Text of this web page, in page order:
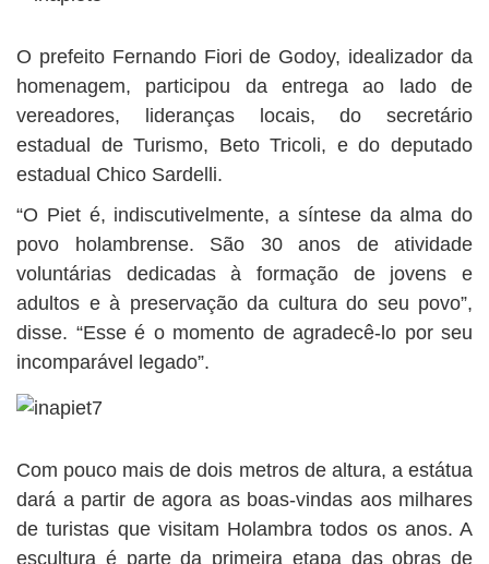
O prefeito Fernando Fiori de Godoy, idealizador da
homenagem, participou da entrega ao lado de
vereadores, lideranças locais, do secretário
estadual de Turismo, Beto Tricoli, e do deputado
estadual Chico Sardelli.
“O Piet é, indiscutivelmente, a síntese da alma do
povo holambrense. São 30 anos de atividade
voluntárias dedicadas à formação de jovens e
adultos e à preservação da cultura do seu povo”,
disse. “Esse é o momento de agradecê-lo por seu
incomparável legado”.
Com pouco mais de dois metros de altura, a estátua
dará a partir de agora as boas-vindas aos milhares
de turistas que visitam Holambra todos os anos. A
escultura é parte da primeira etapa das obras de